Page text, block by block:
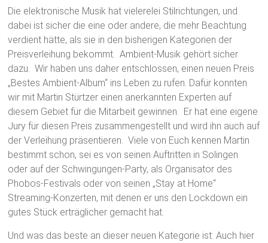
Die elektronische Musik hat vielerelei Stilrichtungen, und
dabei ist sicher die eine oder andere, die mehr Beachtung
verdient hätte, als sie in den bisherigen Kategorien der
Preisverleihung bekommt. Ambient-Musik gehört sicher
dazu. Wir haben uns daher entschlossen, einen neuen Preis
„Bestes Ambient-Album“ ins Leben zu rufen. Dafür konnten
wir mit Martin Stürtzer einen anerkannten Experten auf
diesem Gebiet für die Mitarbeit gewinnen. Er hat eine eigene
Jury für diesen Preis zusammengestellt und wird ihn auch auf
der Verleihung präsentieren. Viele von Euch kennen Martin
bestimmt schon, sei es von seinen Auftritten in Solingen
oder auf der Schwingungen-Party, als Organisator des
Phobos-Festivals oder von seinen „Stay at Home“
Streaming-Konzerten, mit denen er uns den Lockdown ein
gutes Stück erträglicher gemacht hat.
Und was das beste an dieser neuen Kategorie ist: Auch hier